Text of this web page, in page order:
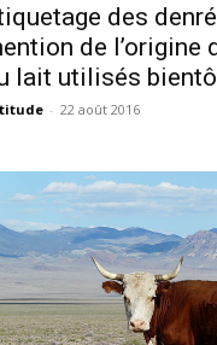
des
de l’origine
lait utilisés
- 22 août 2016